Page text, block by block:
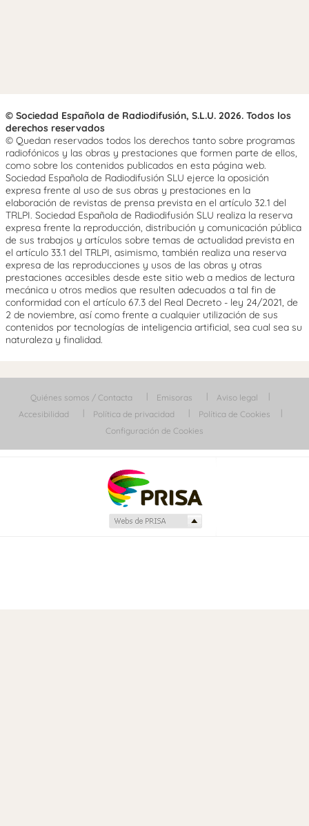
© Sociedad Española de Radiodifusión, S.L.U. 2026. Todos los
derechos reservados
© Quedan reservados todos los derechos tanto sobre programas
radiofónicos y las obras y prestaciones que formen parte de ellos,
como sobre los contenidos publicados en esta página web.
Sociedad Española de Radiodifusión SLU ejerce la oposición
expresa frente al uso de sus obras y prestaciones en la
elaboración de revistas de prensa prevista en el artículo 32.1 del
TRLPI. Sociedad Española de Radiodifusión SLU realiza la reserva
expresa frente la reproducción, distribución y comunicación pública
de sus trabajos y artículos sobre temas de actualidad prevista en
el artículo 33.1 del TRLPI, asimismo, también realiza una reserva
expresa de las reproducciones y usos de las obras y otras
prestaciones accesibles desde este sitio web a medios de lectura
mecánica u otros medios que resulten adecuados a tal fin de
conformidad con el artículo 67.3 del Real Decreto - ley 24/2021, de
2 de noviembre, así como frente a cualquier utilización de sus
contenidos por tecnologías de inteligencia artificial, sea cual sea su
naturaleza y finalidad.
Quiénes somos / Contacta Emisoras
Aviso legal
Accesibilidad
Política de privacidad
Política de Cookies
Configuración de Cookies